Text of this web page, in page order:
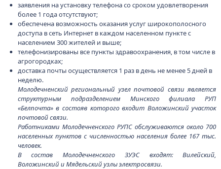
заявления на установку телефона со сроком удовлетворения
более 1 года отсутствуют;
обеспечена возможность оказания услуг широкополосного
доступа в сеть Интернет в каждом населенном пункте с
населением 300 жителей и выше;
телефонизированы все пункты здравоохранения, в том числе в
агрогородках;
доставка почты осуществляется 1 раз в день не менее 5 дней в
неделю.
Молодечненский региональный узел почтовой связи является
структурным подразделением Минского филиала РУП
«Белпочта» в состояв которого входит Воложинский участок
почтовой связи.
Работниками Молодечненского РУПС обслуживаются около 700
населенных пунктов с численностью населения более 167 тыс.
человек.
В состав Молодечненского ЗУЭС входят: Вилейский,
Воложинский и Мядельский узлы электросвязи.